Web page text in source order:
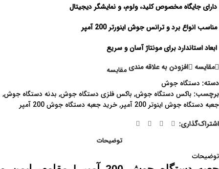
دارای جایگاه مخصوص کلید، ولوم، و نمایشگر دیجیتال
مناسب انواع برد و ترانس جوش اینورتر 200 آمپر
ابعاد استاندارد برای مونتاژ آسان و سریع
مقايسه
افزودن به علاقه مندیمقایسه
دسته: دستگاه جوش
برچسب: باکس دستگاه جوش, باکس فلزی دستگاه جوش, بدنه دستگاه جوش,
جعبه دستگاه جوش اینوتر 200 آمپر
,خرید جعبه دستگاه جوش 200 آمپر
اشتراک‌گذاری:
توضیحات
توضیحات